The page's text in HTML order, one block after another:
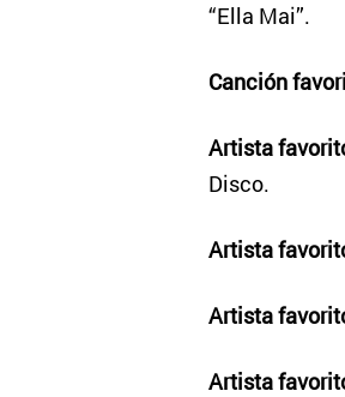
“Ella Mai”.
Canción
Artista
Disco.
Artista
Artista
Artista